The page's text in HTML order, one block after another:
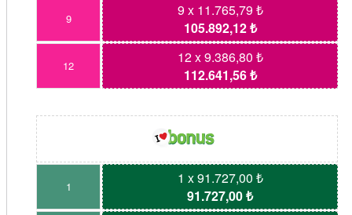
9
9 x 11.765,79 ₺
105.892,12 ₺
12
12 x 9.386,80 ₺
112.641,56 ₺
1
1 x 91.727,00 ₺
91.727,00 ₺